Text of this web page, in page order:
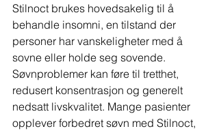
Stilnoct brukes hovedsakelig til å
behandle insomni, en tilstand der
personer har vanskeligheter med å
sovne eller holde seg sovende.
Søvnproblemer kan føre til tretthet,
redusert konsentrasjon og generelt
nedsatt livskvalitet. Mange pasienter
opplever forbedret søvn med Stilnoct,